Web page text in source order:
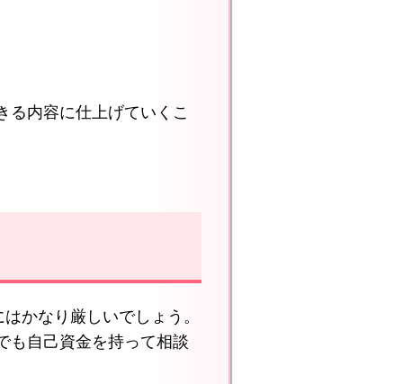
る内容に仕上げていくこ
かなり厳しいでしょう。
も自己資金を持って相談